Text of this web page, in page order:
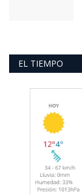
EL TIEMPO